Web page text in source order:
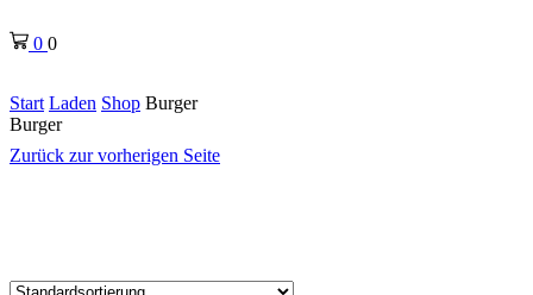
0 0
Start Laden Shop Burger
Burger
Zurück zur vorherigen Seite